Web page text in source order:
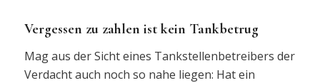
Vergessen zu zahlen ist kein Tankbetrug
Mag aus der Sicht eines Tankstellenbetreibers der
Verdacht auch noch so nahe liegen: Hat ein